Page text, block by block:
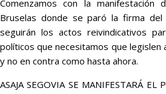
Comenzamos con la
Bruselas donde se paró la firma
seguirán los actos reivindicativos
políticos que necesitamos que
y no en contra como hasta ahora.
ASAJA SEGOVIA SE MANIFESTARÁ EL